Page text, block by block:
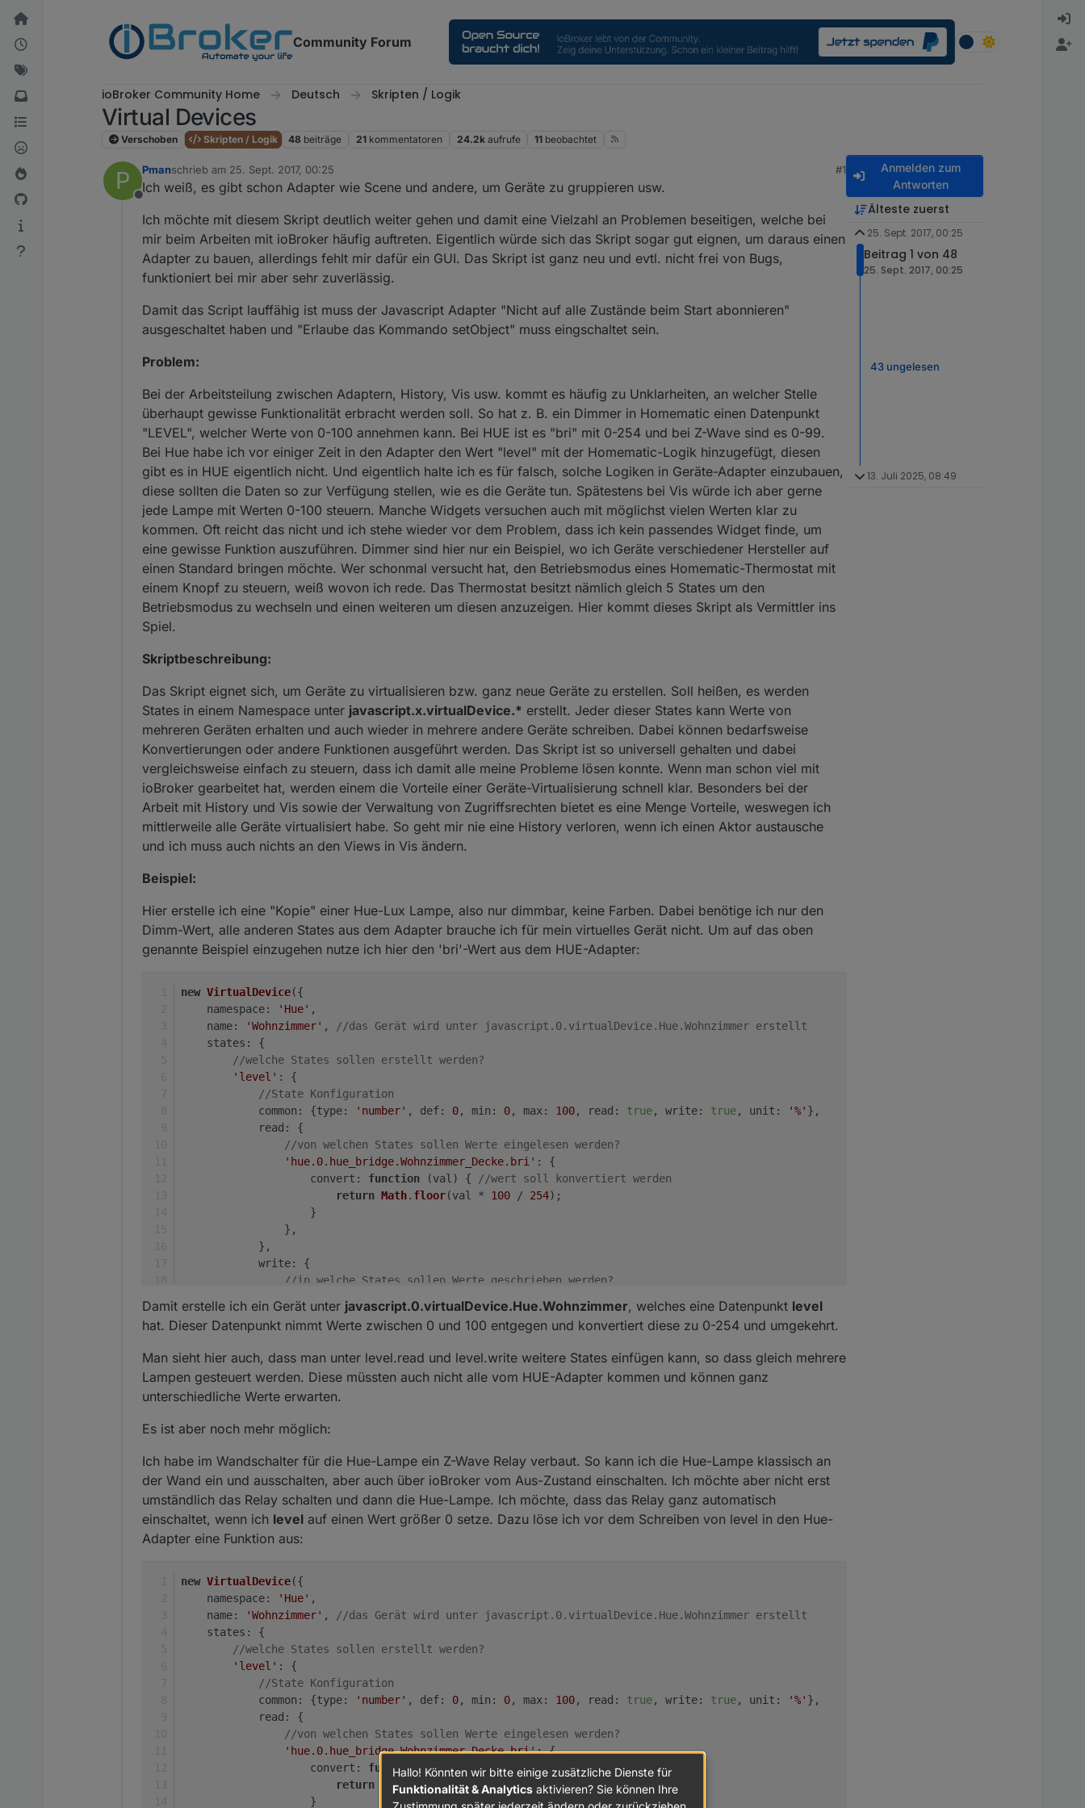
Weiter zum Inhalt
Community Forum
ioBroker Community Home Deutsch Skripten / Logik
Virtual Devices
Verschoben Skripten / Logik 48 beiträge 21 kommentatoren 24.2k aufrufe 11 beobachtet
P
Offline
Pmanschrieb am 25. Sept. 2017, 00:25
zuletzt editiert von
#1
Ich weiß, es gibt schon Adapter wie Scene und andere, um Geräte zu gruppieren usw.
Ich möchte mit diesem Skript deutlich weiter gehen und damit eine Vielzahl an Problemen beseitigen, welche bei
mir beim Arbeiten mit ioBroker häufig auftreten. Eigentlich würde sich das Skript sogar gut eignen, um daraus einen
Adapter zu bauen, allerdings fehlt mir dafür ein GUI. Das Skript ist ganz neu und evtl. nicht frei von Bugs,
funktioniert bei mir aber sehr zuverlässig.
Damit das Script lauffähig ist muss der Javascript Adapter "Nicht auf alle Zustände beim Start abonnieren"
ausgeschaltet haben und "Erlaube das Kommando setObject" muss eingschaltet sein.
Problem:
Bei der Arbeitsteilung zwischen Adaptern, History, Vis usw. kommt es häufig zu Unklarheiten, an welcher Stelle
überhaupt gewisse Funktionalität erbracht werden soll. So hat z. B. ein Dimmer in Homematic einen Datenpunkt
"LEVEL", welcher Werte von 0-100 annehmen kann. Bei HUE ist es "bri" mit 0-254 und bei Z-Wave sind es 0-99.
Bei Hue habe ich vor einiger Zeit in den Adapter den Wert "level" mit der Homematic-Logik hinzugefügt, diesen
gibt es in HUE eigentlich nicht. Und eigentlich halte ich es für falsch, solche Logiken in Geräte-Adapter einzubauen,
diese sollten die Daten so zur Verfügung stellen, wie es die Geräte tun. Spätestens bei Vis würde ich aber gerne
jede Lampe mit Werten 0-100 steuern. Manche Widgets versuchen auch mit möglichst vielen Werten klar zu
kommen. Oft reicht das nicht und ich stehe wieder vor dem Problem, dass ich kein passendes Widget finde, um
eine gewisse Funktion auszuführen. Dimmer sind hier nur ein Beispiel, wo ich Geräte verschiedener Hersteller auf
einen Standard bringen möchte. Wer schonmal versucht hat, den Betriebsmodus eines Homematic-Thermostat mit
einem Knopf zu steuern, weiß wovon ich rede. Das Thermostat besitzt nämlich gleich 5 States um den
Betriebsmodus zu wechseln und einen weiteren um diesen anzuzeigen. Hier kommt dieses Skript als Vermittler ins
Spiel.
Skriptbeschreibung:
Das Skript eignet sich, um Geräte zu virtualisieren bzw. ganz neue Geräte zu erstellen. Soll heißen, es werden
States in einem Namespace unter javascript.x.virtualDevice.* erstellt. Jeder dieser States kann Werte von
mehreren Geräten erhalten und auch wieder in mehrere andere Geräte schreiben. Dabei können bedarfsweise
Konvertierungen oder andere Funktionen ausgeführt werden. Das Skript ist so universell gehalten und dabei
vergleichsweise einfach zu steuern, dass ich damit alle meine Probleme lösen konnte. Wenn man schon viel mit
ioBroker gearbeitet hat, werden einem die Vorteile einer Geräte-Virtualisierung schnell klar. Besonders bei der
Arbeit mit History und Vis sowie der Verwaltung von Zugriffsrechten bietet es eine Menge Vorteile, weswegen ich
mittlerweile alle Geräte virtualisiert habe. So geht mir nie eine History verloren, wenn ich einen Aktor austausche
und ich muss auch nichts an den Views in Vis ändern.
Beispiel:
Hier erstelle ich eine "Kopie" einer Hue-Lux Lampe, also nur dimmbar, keine Farben. Dabei benötige ich nur den
Dimm-Wert, alle anderen States aus dem Adapter brauche ich für mein virtuelles Gerät nicht. Um auf das oben
genannte Beispiel einzugehen nutze ich hier den 'bri'-Wert aus dem HUE-Adapter:
new VirtualDevice({
namespace: 'Hue' ,
name: 'Wohnzimmer' ,
//das Gerät wird unter javascript.0.virtualDevice.Hue.Wohnzimmer erstellt
states : {
//welche States sollen erstellt werden?
'level' : {
//State Konfiguration
common : {type: 'number' , def: 0, min : 0, max: 100, read : true, write: true, unit : '%' },
read : {
//von welchen States sollen Werte eingelesen werden?
'hue.0.hue_bridge.Wohnzimmer_Decke.bri' : {
convert : function (val) {
//wert soll konvertiert werden
return Math. floor(val * 100 / 254);
                    }
                },
            },
write: {
//in welche States sollen Werte geschrieben werden?
convert: function ( val) { //wert soll konvertiert werden
return
Math.ceil (val * 254 / 100 );
delay : 1500 // schreibe Werte erst nach 1,5 Sekunden in den Adapter (Puffer)
                },
            }
    }
Damit erstelle ich ein Gerät unter javascript.0.virtualDevice.Hue.Wohnzimmer, welches eine Datenpunkt level
hat. Dieser Datenpunkt nimmt Werte zwischen 0 und 100 entgegen und konvertiert diese zu 0-254 und umgekehrt.
Man sieht hier auch, dass man unter level.read und level.write weitere States einfügen kann, so dass gleich mehrere
Lampen gesteuert werden. Diese müssten auch nicht alle vom HUE-Adapter kommen und können ganz
unterschiedliche Werte erwarten.
Es ist aber noch mehr möglich:
Ich habe im Wandschalter für die Hue-Lampe ein Z-Wave Relay verbaut. So kann ich die Hue-Lampe klassisch an
der Wand ein und ausschalten, aber auch über ioBroker vom Aus-Zustand einschalten. Ich möchte aber nicht erst
umständlich das Relay schalten und dann die Hue-Lampe. Ich möchte, dass das Relay ganz automatisch
einschaltet, wenn ich level auf einen Wert größer 0 setze. Dazu löse ich vor dem Schreiben von level in den Hue-
Adapter eine Funktion aus:
new VirtualDevice({
namespace: 'Hue' ,
name: 'Wohnzimmer' ,
//das Gerät wird unter javascript.0.virtualDevice.Hue.Wohnzimmer erstellt
states : {
//welche States sollen erstellt werden?
'level' : {
//State Konfiguration
common : {type: 'number' , def: 0, min : 0, max: 100, read : true, write: true, unit : '%' },
read : {
//von welchen States sollen Werte eingelesen werden?
'hue.0.hue_bridge.Wohnzimmer_Decke.bri': {
convert : function (val) { //wert soll konvertiert werden
return
Math.floor(val * 100 / 254);
                    }
Anmelden zum
Antworten
Älteste zuerst
25. Sept. 2017, 00:25
Beitrag 1 von 48
25. Sept. 2017, 00:25
43 ungelesen
13. Juli 2025, 08:49
Hallo! Könnten wir bitte einige zusätzliche Dienste für
Funktionalität & Analytics aktivieren? Sie können Ihre